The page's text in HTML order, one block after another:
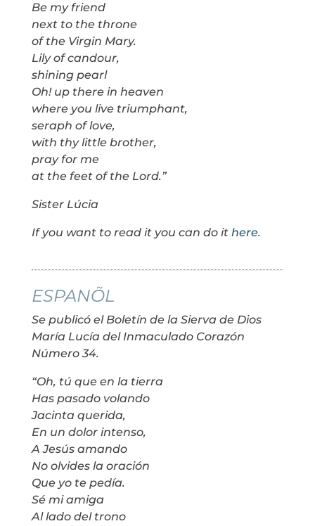
Be my friend
next to the throne
of the Virgin Mary.
Lily of candour,
shining pearl
Oh! up there in heaven
where you live triumphant,
seraph of love,
with thy little brother,
pray for me
at the feet of the Lord.”
Sister Lúcia
If you want to read it you can do it here.
ESPANÕL
Se publicó el Boletín de la Sierva de Dios
María Lucía del Inmaculado Corazón
Número 34.
“Oh, tú que en la tierra
Has pasado volando
Jacinta querida,
En un dolor intenso,
A Jesús amando
No olvides la oración
Que yo te pedía.
Sé mi amiga
Al lado del trono